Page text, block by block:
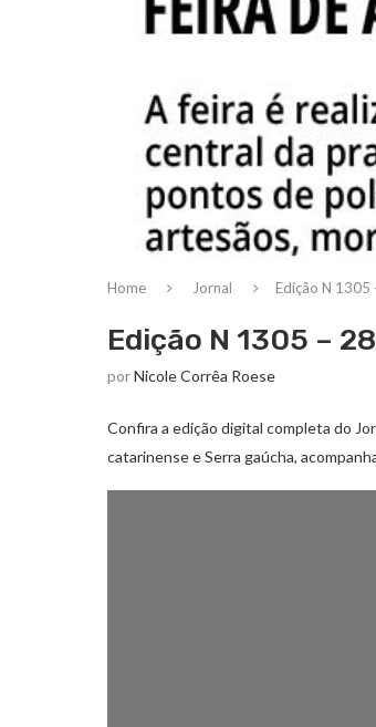
Home Jornal Edição N
Edição N 1305 –
porNicole Corrêa Roese
Confira a edição digital completa do
catarinense e Serra gaúcha,